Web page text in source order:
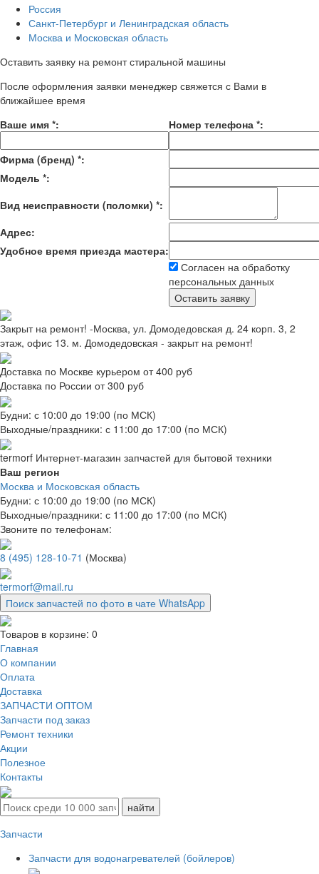
Россия
Санкт-Петербург и Ленинградская область
Москва и Московская область
Оставить заявку на ремонт стиральной машины
После оформления заявки менеджер свяжется с Вами в
ближайшее время
Ваше имя *: Номер телефона *:
Фирма (бренд) *:
Модель *:
Вид неисправности (поломки) *:
Адрес:
Удобное время приезда мастера:
Согласен на обработку
персональных данных
Закрыт на ремонт! -Москва, ул. Домодедовская д. 24 корп. 3, 2
этаж, офис 13. м. Домодедовская - закрыт на ремонт!
Доставка по Москве курьером от 400 руб
Доставка по России от 300 руб
Будни: с 10:00 до 19:00 (по МСК)
Выходные/праздники: с 11:00 до 17:00 (по МСК)
termorf Интернет-магазин запчастей для бытовой техники
Ваш регион
Москва и Московская область
Будни: с 10:00 до 19:00 (по МСК)
Выходные/праздники: с 11:00 до 17:00 (по МСК)
Звоните по телефонам:
8 (495) 128-10-71 (Москва)
termorf@mail.ru
Поиск запчастей по фото в чате WhatsApp
Товаров в корзине: 0
Главная
О компании
Оплата
Доставка
ЗАПЧАСТИ ОПТОМ
Запчасти под заказ
Ремонт техники
Акции
Полезное
Контакты
Запчасти
Запчасти для водонагревателей (бойлеров)